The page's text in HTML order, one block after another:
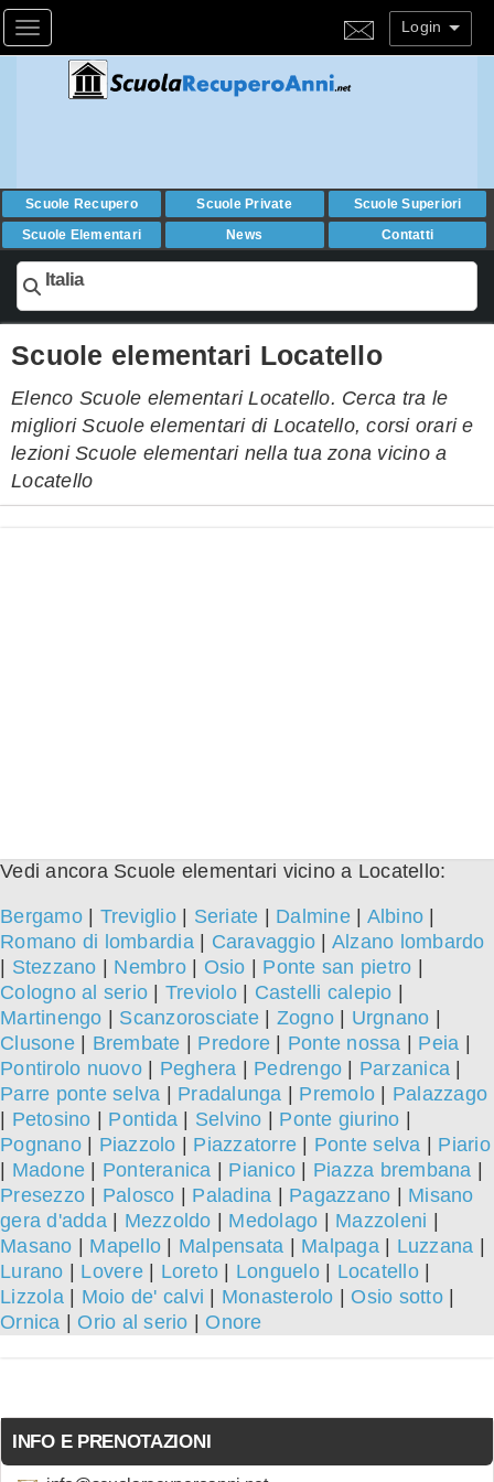
Toggle navigation Login
Scuole Recupero Scuole Private
Scuole Superiori
Scuole Elementari
News Contatti
Italia
Scuole elementari Locatello
Elenco Scuole elementari Locatello. Cerca tra le
migliori Scuole elementari di Locatello, corsi orari e
lezioni Scuole elementari nella tua zona vicino a
Locatello
Vedi ancora Scuole elementari vicino a Locatello:
Bergamo| Treviglio| Seriate Dalmine| Albino
Romano di lombardia| Caravaggio
Alzano lombardo
Stezzano Nembro| Osio Ponte san pietro
Cologno al serio
Treviolo| Castelli calepio
Martinengo
Scanzorosciate| Zogno| Urgnano
Clusone| Brembate Predore Ponte nossa Peia
Pontirolo nuovo| Peghera Pedrengo Parzanica
Parre ponte selva
Pradalunga Premolo
Palazzago
Petosino Pontida Selvino Ponte giurino
Pognano| Piazzolo Piazzatorre Ponte selva
Piario
Madone Ponteranica Pianico Piazza brembana
Presezzo
Palosco Paladina Pagazzano
Misano
gera d'adda| Mezzoldo Medolago Mazzoleni
Masano
Mapello Malpensata Malpaga| Luzzana
Lurano
Lovere| Loreto Longuelo| Locatello|
Lizzola| Moio de' calvi Monasterolo Osio sotto|
Ornica
Orio al serio Onore
INFO E PRENOTAZIONI